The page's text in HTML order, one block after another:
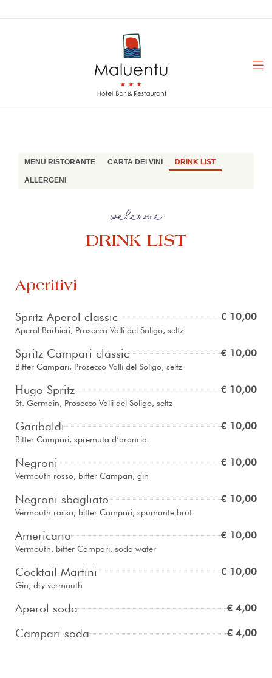
MENU RISTORANTE CARTA DEI VINI DRINK LIST
ALLERGENI
welcome
DRINK LIST
Aperitivi
Spritz Aperol classic € 10,00
Aperol Barbieri, Prosecco Valli del Soligo, seltz
Spritz Campari classic € 10,00
Bitter Campari, Prosecco Valli del Soligo, seltz
Hugo Spritz € 10,00
St. Germain, Prosecco Valli del Soligo, seltz
Garibaldi € 10,00
Bitter Campari, spremuta d’arancia
Negroni € 10,00
Vermouth rosso, bitter Campari, gin
Negroni sbagliato € 10,00
Vermouth rosso, bitter Campari, spumante brut
Americano € 10,00
Vermouth, bitter Campari, soda water
Cocktail Martini € 10,00
Gin, dry vermouth
Aperol soda € 4,00
Campari soda € 4,00